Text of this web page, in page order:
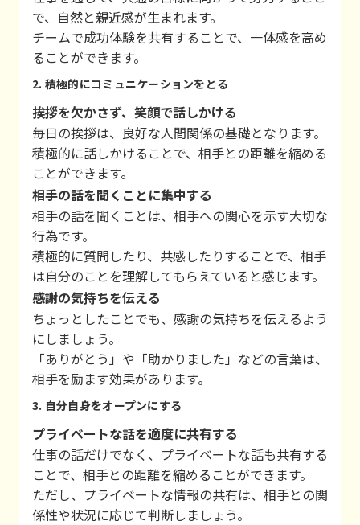
で、自然と親近感が生まれます。
チームで成功体験を共有することで、一体感を高め
ることができます。
2. 積極的にコミュニケーションをとる
挨拶を欠かさず、笑顔で話しかける
毎日の挨拶は、良好な人間関係の基礎となります。
積極的に話しかけることで、相手との距離を縮める
ことができます。
相手の話を聞くことに集中する
相手の話を聞くことは、相手への関心を示す大切な
行為です。
積極的に質問したり、共感したりすることで、相手
は自分のことを理解してもらえていると感じます。
感謝の気持ちを伝える
ちょっとしたことでも、感謝の気持ちを伝えるよう
にしましょう。
「ありがとう」や「助かりました」などの言葉は、
相手を励ます効果があります。
3. 自分自身をオープンにする
プライベートな話を適度に共有する
仕事の話だけでなく、プライベートな話も共有する
ことで、相手との距離を縮めることができます。
ただし、プライベートな情報の共有は、相手との関
係性や状況に応じて判断しましょう。